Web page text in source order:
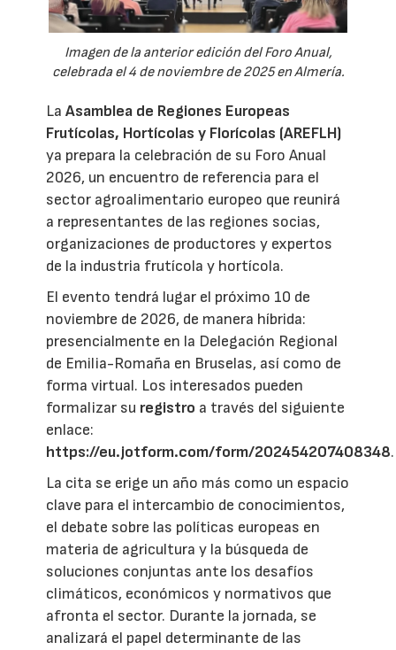
Imagen de la anterior edición del Foro Anual,
celebrada el 4 de noviembre de 2025 en Almería.
LaAsamblea de Regiones Europeas
Frutícolas, Hortícolas y Florícolas (AREFLH)
ya prepara la celebración de su Foro Anual
2026, un encuentro de referencia para el
sector agroalimentario europeo que reunirá
a representantes de las regiones socias,
organizaciones de productores y expertos
de la industria frutícola y hortícola.
El evento tendrá lugar el próximo 10 de
noviembre de 2026, de manera híbrida:
presencialmente en la Delegación Regional
de Emilia-Romaña en Bruselas, así como de
forma virtual. Los interesados pueden
formalizar su registro a través del siguiente
enlace:
https://eu.jotform.com/form/202454207408348.
La cita se erige un año más como un espacio
clave para el intercambio de conocimientos,
el debate sobre las políticas europeas en
materia de agricultura y la búsqueda de
soluciones conjuntas ante los desafíos
climáticos, económicos y normativos que
afronta el sector. Durante la jornada, se
analizará el papel determinante de las